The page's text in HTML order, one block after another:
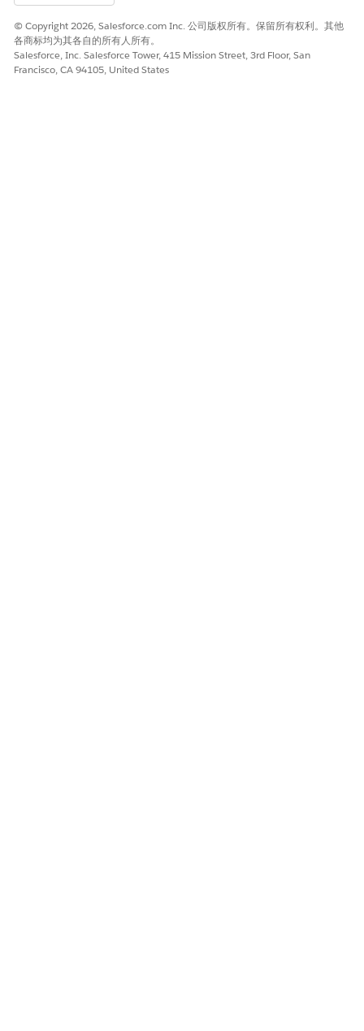
建议的补救措施
转到外部客户端应用程序的 OAuth 设置，并选中要求 Web 服务器
流使用客户端密码的复选框。
© Copyright 2026, Salesforce.com Inc. 公司版权所有。保留所有权利。其他
各商标均为其各自的所有人所有。
Salesforce, Inc. Salesforce Tower, 415 Mission Street, 3rd Floor, San
Francisco, CA 94105, United States